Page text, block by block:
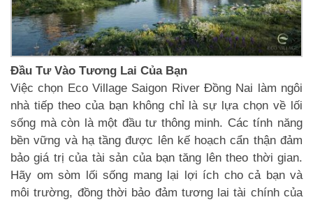
Đầu Tư Vào Tương Lai Của Bạn
Việc chọn Eco Village Saigon River Đồng Nai làm ngôi
nhà tiếp theo của bạn không chỉ là sự lựa chọn về lối
sống mà còn là một đầu tư thông minh. Các tính năng
bền vững và hạ tầng được lên kế hoạch cẩn thận đảm
bảo giá trị của tài sản của bạn tăng lên theo thời gian.
Hãy om sòm lối sống mang lại lợi ích cho cả bạn và
môi trường, đồng thời bảo đảm tương lai tài chính của